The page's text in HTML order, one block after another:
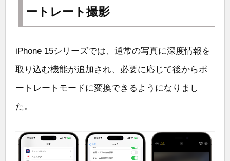
ートレート撮影
iPhone 15シリーズでは、通常の写真に深度情報を
取り込む機能が追加され、必要に応じて後からポ
ートレートモードに変換できるようになりまし
た。